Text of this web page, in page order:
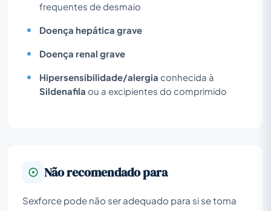
frequentes de desmaio
Doença hepática grave
Doença renal grave
Hipersensibilidade/alergia conhecida à
Sildenafila ou a excipientes do comprimido
Não recomendado para
Sexforce pode não ser adequado para si se toma